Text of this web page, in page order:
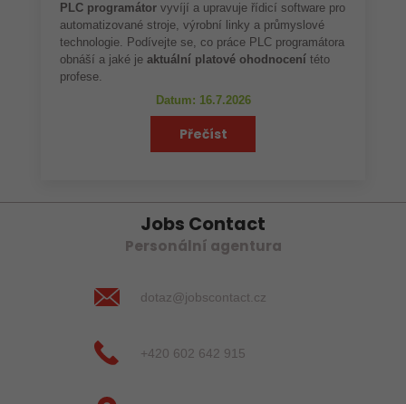
PLC programátor vyvíjí a upravuje řídicí software pro
automatizované stroje, výrobní linky a průmyslové
technologie. Podívejte se, co práce PLC programátora
obnáší a jaké je aktuální platové ohodnocení této
profese.
Datum: 16.7.2026
Přečíst
Jobs Contact
Personální agentura
dotaz@jobscontact.cz
+420 602 642 915